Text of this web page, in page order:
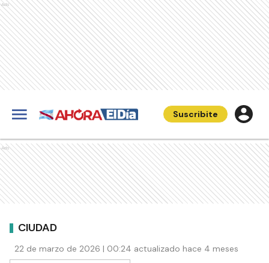
Ads
Suscribite
Ads
CIUDAD
22 de marzo de 2026 | 00:24 actualizado hace 4 meses